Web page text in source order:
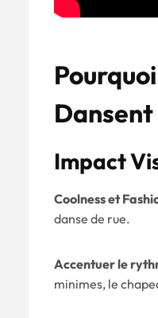
Dansent
Impact
Coolness et
danse de rue.
Accentuer le
minimes, le